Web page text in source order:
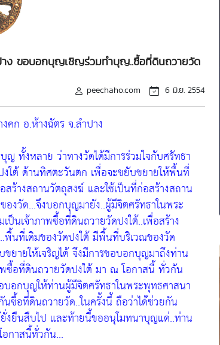
าง ขอบอกบุญเชิญร่วมทำบุญ..ซื้อที่ดินถวายวัด
peechaho.com 6 มิ.ย. 2554
ก อ.ห้างฉัตร จ.ลำปาง
ทั้งหลาย ว่าทางวัดได้มีการร่วมใจกับศรัทธา
ใต้ ด้านทิศตะวันตก เพื่อจะขยับขยายให้พื้นที่
ร้างสถานวัตถุสงฆ์ และใช้เป็นที่ก่อสร้างสถาน
งวัด...จึงบอกบุญมายัง..ผู้มีจิตศรัทธาในพระ
นเจ้าภาพซื้อที่ดินถวายวัดปงใต้..เพื่อสร้าง
พื้นที่เดิมของวัดปงใต้ มีพื้นที่บริเวณของวัด
ายให้เจริญได้ จึงมีการขอบอกบุญมาถึงท่าน
ซื้อที่ดินถวายวัดปงใต้ มา ณ โอกาสนี้ ทั่วกัน
อกบุญให้ท่านผู้มีจิตศรัทธาในพระพุทธศาสนา
ซื้อที่ดินถวายวัด..ในครั้งนี้ ถือว่าได้่ช่วยกัน
งยืนสืบไป และท้ายนี้ขออนุโมทนาบุญแด่..ท่าน
กาสนี้ทั่วกัน...